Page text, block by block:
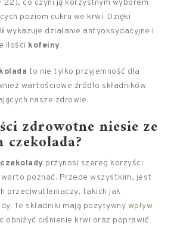
22), co czyni ją korzystnym wyborem
poziom cukru we krwi. Dzięki
wykazuje działanie antyoksydacyjne i
ilości kofeiny.
to nie tylko przyjemność dla
wartościowe źródło składników
nasze zdrowie.
zdrowotne niesie ze
czekolada?
przynosi szereg korzyści
poznać. Przede wszystkim, jest
przeciwutleniaczy, takich jak
Te składniki mają pozytywny wpływ
obniżyć ciśnienie krwi oraz poprawić